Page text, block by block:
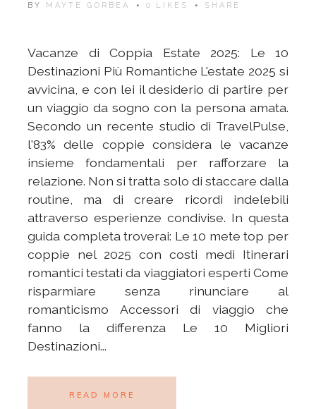
BY MAYTE GORBEA 0 LIKES SHARE
Vacanze di Coppia Estate 2025: Le 10
Destinazioni Più Romantiche L'estate 2025 si
avvicina, e con lei il desiderio di partire per
un viaggio da sogno con la persona amata.
Secondo un recente studio di TravelPulse,
l'83% delle coppie considera le vacanze
insieme fondamentali per rafforzare la
relazione. Non si tratta solo di staccare dalla
routine, ma di creare ricordi indelebili
attraverso esperienze condivise. In questa
guida completa troverai: Le 10 mete top per
coppie nel 2025 con costi medi Itinerari
romantici testati da viaggiatori esperti Come
risparmiare senza rinunciare al
romanticismo Accessori di viaggio che
fanno la differenza Le 10 Migliori
Destinazioni...
READ MORE